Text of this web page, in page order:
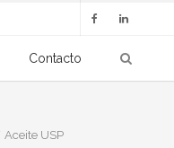
Contacto
Aceite USP